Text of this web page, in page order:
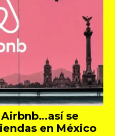
se
en México